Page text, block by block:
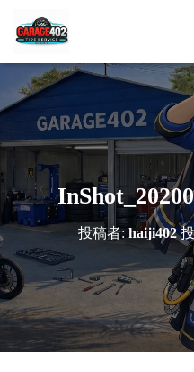
投稿者: haiji402